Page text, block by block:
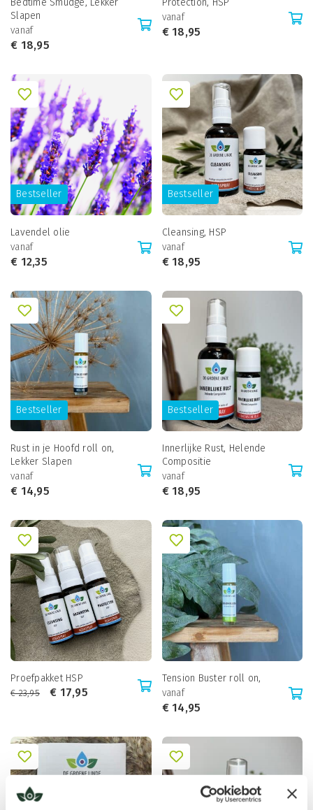
Bedtime Smudge, Lekker
Slapen
vanaf
€ 18,95
Protection, HSP
vanaf
€18,95
Bestseller
Lavendel olie
vanaf
€ 12,35
Bestseller
Cleansing, HSP
vanaf
€18,95
Bestseller
Rust in je Hoofd roll on,
Lekker Slapen
vanaf
€ 14,95
Bestseller
Innerlijke Rust, Helende
Compositie
vanaf
€18,95
Proefpakket HSP
€23,95 € 17,95
Tension Buster roll on,
vanaf
€14,95